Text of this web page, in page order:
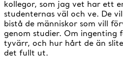
kollegor, som jag vet har ett
studenternas väl och ve. De
bistå de människor som vill
genom studier. Om ingenting
tyvärr, och hur hårt de än
det fullt ut.